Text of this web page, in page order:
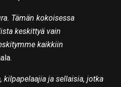
Tämän kokoisessa
keskittyä vain
kaikkiin
kilpapelaajia ja sellaisia, jotka